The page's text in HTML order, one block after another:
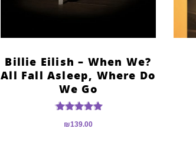
?Billie Eilish – When We
All Fall Asleep, Where Do
We Go
5.00
₪139.00